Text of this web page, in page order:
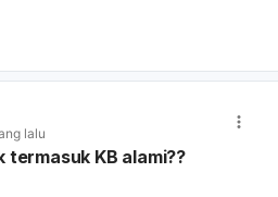
Anda. Ini adalah langkah
lalu
termasuk KB alami??